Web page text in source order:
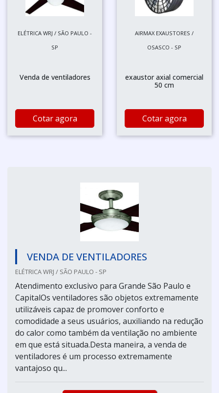
ELÉTRICA WRJ / SÃO PAULO -
SP
Venda de ventiladores
Cotar agora
AIRMAX EXAUSTORES /
OSASCO - SP
exaustor axial comercial
50 cm
Cotar agora
VENDA DE VENTILADORES
ELÉTRICA WRJ / SÃO PAULO - SP
Atendimento exclusivo para Grande São Paulo e
CapitalOs ventiladores são objetos extremamente
utilizáveis capaz de promover conforto e
comodidade a seus usuários, auxiliando na redução
do calor como também da ventilação no ambiente
em que está situada.Desta maneira, a venda de
ventiladores é um processo extremamente
vantajoso qu...